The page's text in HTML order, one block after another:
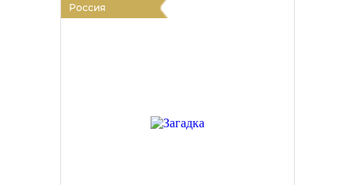
Россия